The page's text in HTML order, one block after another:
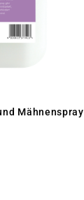
Mähnenspray